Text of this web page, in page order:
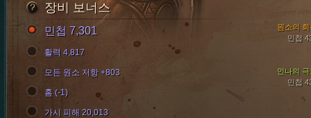
인나의 극
민첩
원소의 회
민첩
장비 보너스
민첩 7,301
활력 4,817
모든 원소 저항 +803
홈 (-1)
가시 피해 20,013